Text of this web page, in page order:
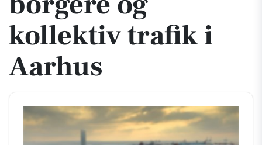
kollektiv trafik i
Aarhus